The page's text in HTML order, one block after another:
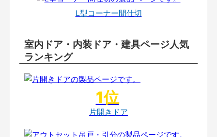
L型コーナー間仕切
室内ドア・内装ドア・建具ページ人気
ランキング
片開きドア